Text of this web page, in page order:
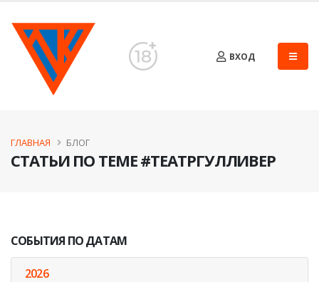
ВХОД
СТАТЬИ ПО ТЕМЕ #ТЕАТРГУЛЛИВЕР
ГЛАВНАЯ БЛОГ
СОБЫТИЯ ПО ДАТАМ
2026